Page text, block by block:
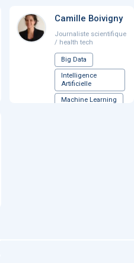
Camille Boivigny
Journaliste scientifique
/ health tech
Big Data
Intelligence
Artificielle
Machine Learning